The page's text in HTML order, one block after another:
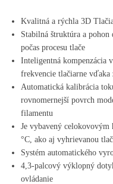
Kvalitná a rýchla 3D
Stabilná štruktúra a
počas procesu tlače
Inteligentná kompenzácia
frekvencie tlačiarne vďaka
Automatická kalibrácia
rovnomernejší povrch
filamentu
Je vybavený celokovovým
°C, ako aj vyhrievanou
Systém automatického
4,3-palcový výklopný
ovládanie